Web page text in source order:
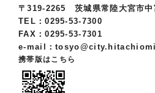
〒319-2265 茨城県常陸大宮市中
TEL：0295-53-7300
FAX：0295-53-7301
e-mail：
携帯版はこちら